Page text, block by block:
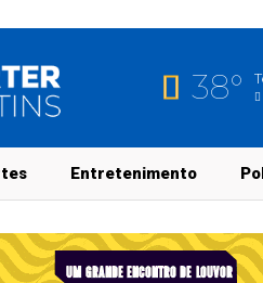
38°
Entretenimento